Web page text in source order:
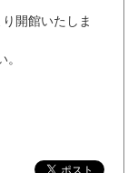
開館いたしま